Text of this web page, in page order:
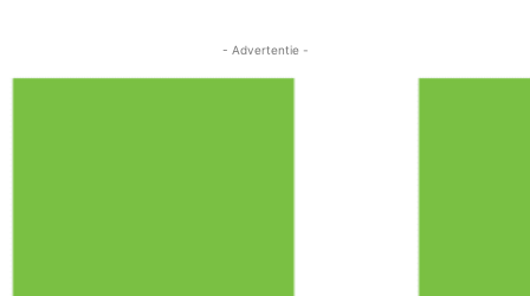
- Advertentie -